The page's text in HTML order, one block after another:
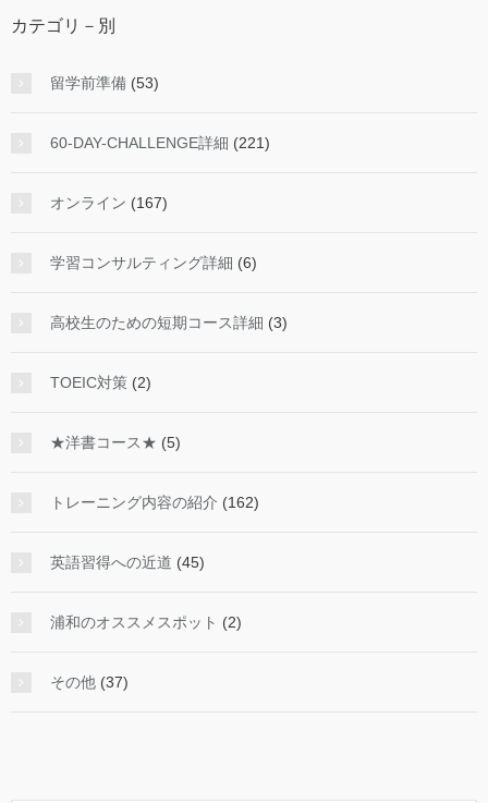
カテゴリ－別
留学前準備 (53)
60-DAY-CHALLENGE詳細 (221)
オンライン (167)
学習コンサルティング詳細 (6)
高校生のための短期コース詳細 (3)
TOEIC対策 (2)
★洋書コース★ (5)
トレーニング内容の紹介 (162)
英語習得への近道 (45)
浦和のオススメスポット (2)
その他 (37)